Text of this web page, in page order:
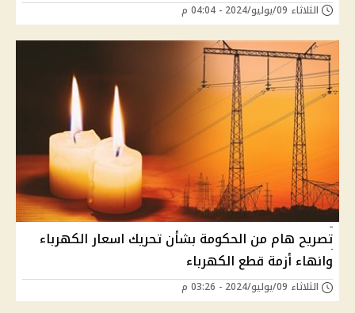
الثلاثاء 09/يوليو/2024 - 04:04 م
تصريح هام من الحكومة بشأن تحريك اسعار الكهرباء
وانهاء أزمة قطع الكهرباء
الثلاثاء 09/يوليو/2024 - 03:26 م